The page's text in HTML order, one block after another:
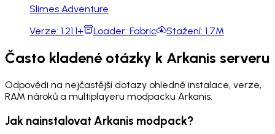
Slimes Adventure
Verze: 1.21.1+ Loader: Fabric Stažení: 1.7M
Často kladené otázky k Arkanis serveru
Odpovědi na nejčastější dotazy ohledně instalace, verze,
RAM nároků a multiplayeru modpacku Arkanis.
Jak nainstalovat Arkanis modpack?